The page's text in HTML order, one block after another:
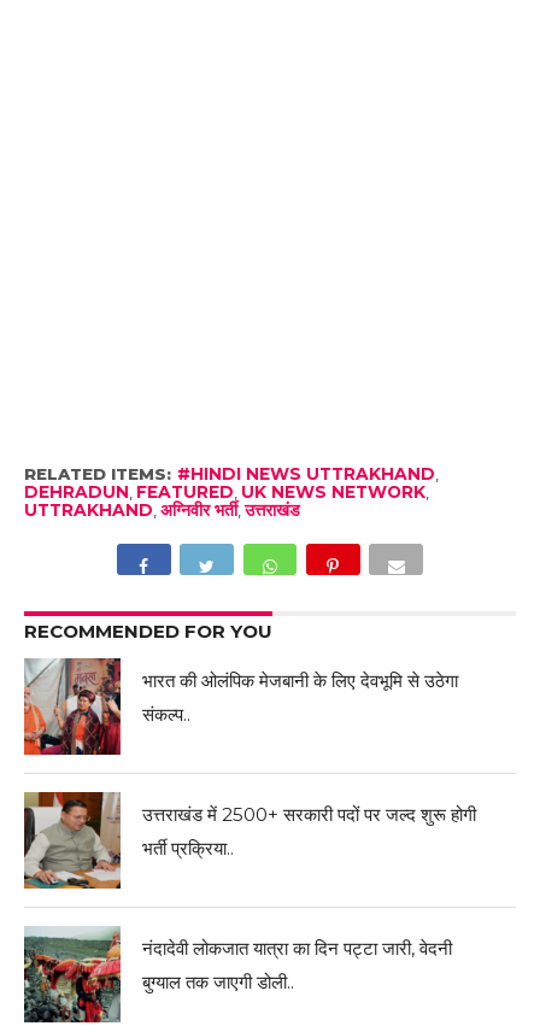
RELATED ITEMS: #HINDI NEWS UTTRAKHAND
DEHRADUN FEATURED UK NEWS NETWORK,
UTTRAKHAND अग्निवीर भर्ती,उत्तराखंड
RECOMMENDED FOR YOU
भारत की ओलंपिक मेजबानी के लिए देवभूमि से उठेगा
संकल्प..
उत्तराखंड में 2500+ सरकारी पदों पर जल्द शुरू होगी
भर्ती प्रक्रिया..
नंदादेवी लोकजात यात्रा का दिन पट्टा जारी, वेदनी
बुग्याल तक जाएगी डोली..